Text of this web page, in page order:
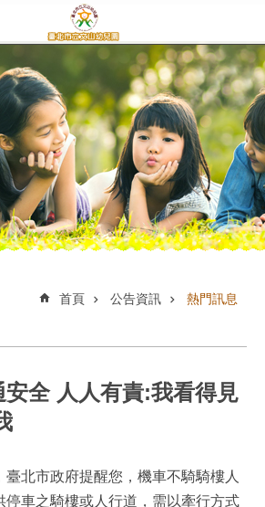
首頁 公告資訊 熱門訊息
安全 人人有責:我看得見
北市政府提醒您，機車不騎騎樓人
停車之騎樓或人行道，需以牽行方式